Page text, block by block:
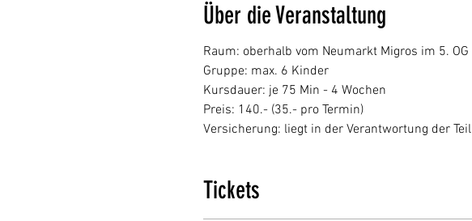
Über die Veranstaltung
Raum: oberhalb vom Neumarkt Migros im 5.
Gruppe: max. 6 Kinder
Kursdauer: je 75 Min - 4 Wochen
Preis: 140.- (35.- pro Termin)
Versicherung: liegt in der Verantwortung der
Tickets